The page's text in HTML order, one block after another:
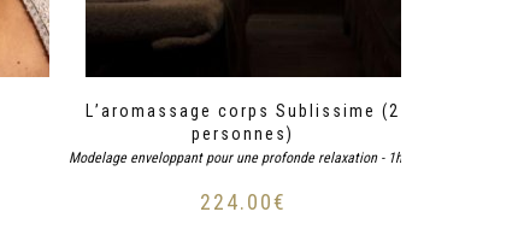
L’aromassage corps Sublissime (2
personnes)
Modelage enveloppant pour une profonde relaxation - 1h30
224.00€